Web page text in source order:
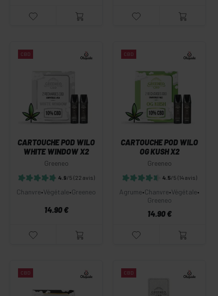
CBD
CARTOUCHE POD WILO
WHITE WINDOW X2
Greeneo
4.9/5 (22 avis)
Chanvre•Végétale•Greeneo
14.90 €
CBD
CARTOUCHE POD WILO
OG KUSH X2
Greeneo
4.5/5 (14 avis)
Agrume•Chanvre•Végétale•
Greeneo
14.90 €
CBD CBD